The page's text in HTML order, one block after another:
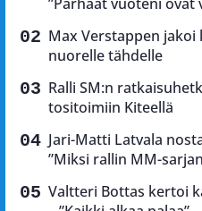
Max Verstappen jakoi
nuorelle tähdelle
Ralli SM:n
tositoimiin Kiteellä
Jari-Matti Latvala
”Miksi rallin MM-
Valtteri Bottas kertoi